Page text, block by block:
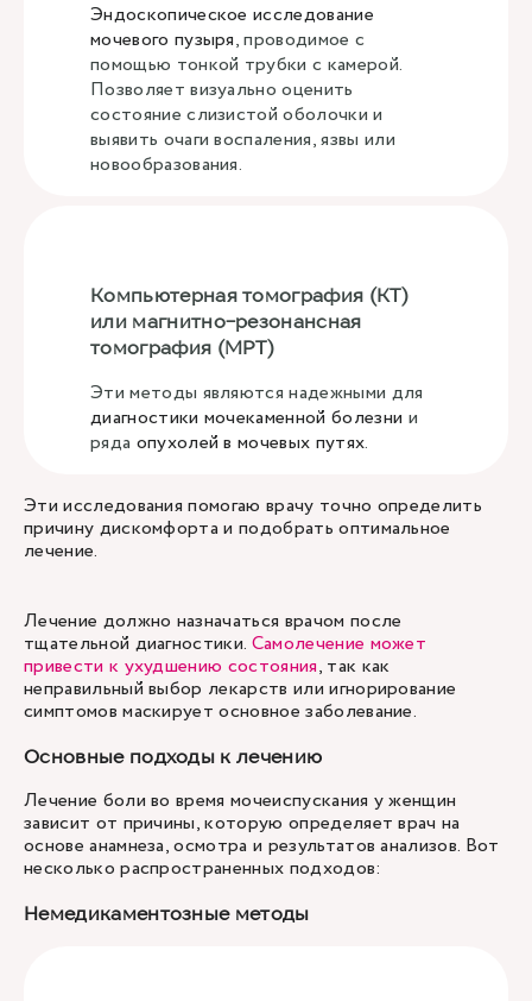
Эндоскопическое исследование
мочевого пузыря, проводимое с
помощью тонкой трубки с камерой.
Позволяет визуально оценить
состояние слизистой оболочки и
выявить очаги воспаления, язвы или
новообразования.
Компьютерная томография (КТ)
или магнитно-резонансная
томография (МРТ)
Эти методы являются надежными для
диагностики мочекаменной болезни и
ряда опухолей в мочевых путях.
Эти исследования помогаю врачу точно определить
причину дискомфорта и подобрать оптимальное
лечение.
Лечение должно назначаться врачом после
тщательной диагностики. Самолечение может
привести к ухудшению состояния, так как
неправильный выбор лекарств или игнорирование
симптомов маскирует основное заболевание.
Основные подходы к лечению
Лечение боли во время мочеиспускания у женщин
зависит от причины, которую определяет врач на
основе анамнеза, осмотра и результатов анализов. Вот
несколько распространенных подходов:
Немедикаментозные методы